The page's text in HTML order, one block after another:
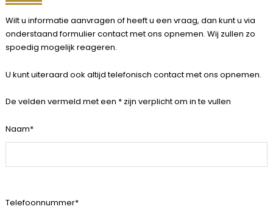
Wilt u informatie aanvragen of heeft u een vraag, dan kunt u via
onderstaand formulier contact met ons opnemen. Wij zullen zo
spoedig mogelijk reageren.
U kunt uiteraard ook altijd telefonisch contact met ons opnemen.
De velden vermeld met een * zijn verplicht om in te vullen
Naam*
Telefoonnummer*